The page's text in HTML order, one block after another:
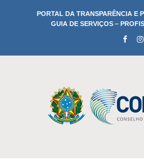
PORTAL DA TRANSPARÊNCIA E
GUIA DE SERVIÇOS –